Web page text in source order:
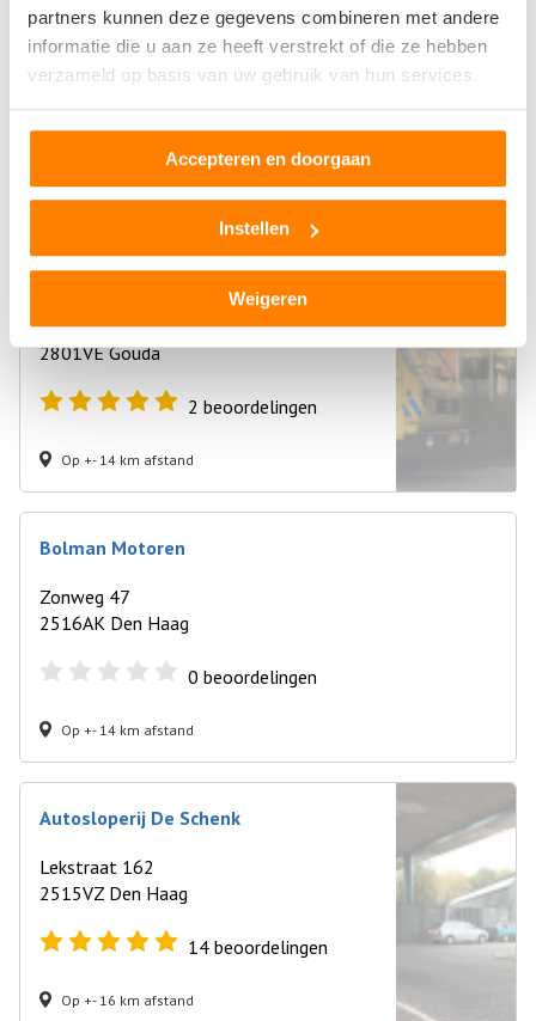
partners kunnen deze gegevens combineren met andere
informatie die u aan ze heeft verstrekt of die ze hebben
verzameld op basis van uw gebruik van hun services.
Accepteren en doorgaan
Instellen
Weigeren
Autosloperij “De Gouwe”
Henegouwerweg 26E
2741KS Waddinxveen
0beoordelingen
Op +- 12 km afstand
A.A. Schoonderwoerd voorheen Annaars
Vest 75
2801VE Gouda
2 beoordelingen
Op +- 14 km afstand
Bolman Motoren
Zonweg 47
2516AK Den Haag
0 beoordelingen
Op +- 14 km afstand
Autosloperij De Schenk
Lekstraat 162
2515VZ Den Haag
14 beoordelingen
Op +- 16 km afstand